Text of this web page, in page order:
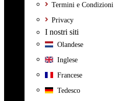
Termini e Condizioni
Privacy
I nostri siti
Olandese
Inglese
Francese
Tedesco